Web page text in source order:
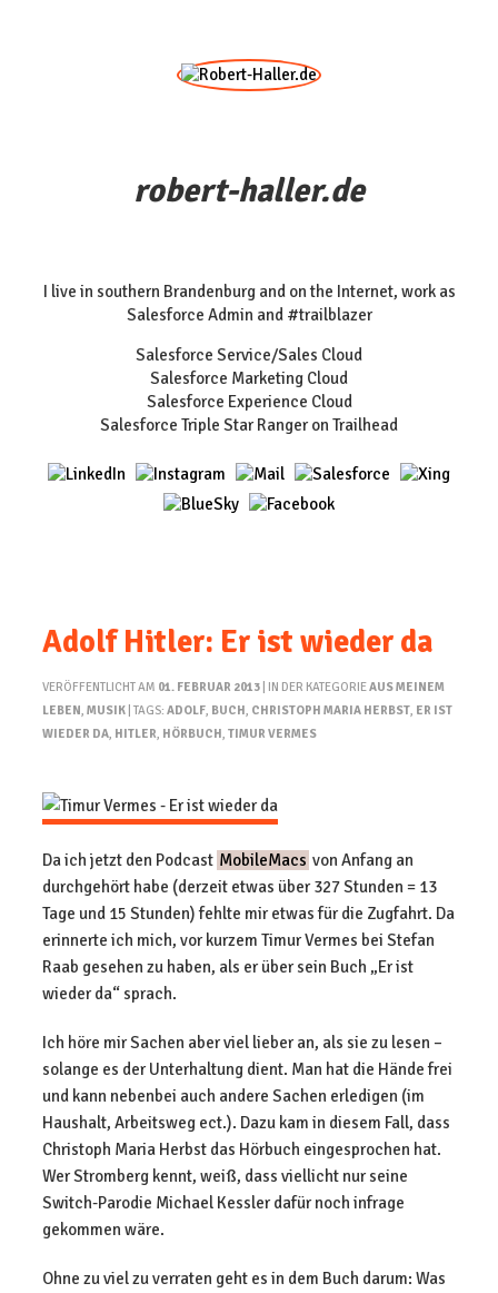
robert-haller.de
I live in southern Brandenburg and on the Internet, work as
Salesforce Admin and #trailblazer
Salesforce Service/Sales Cloud
Salesforce Marketing Cloud
Salesforce Experience Cloud
Salesforce Triple Star Ranger on Trailhead
Adolf Hitler: Er ist wieder da
VERÖFFENTLICHT AM 01. FEBRUAR 2013 | IN DER KATEGORIEAUS MEINEM
LEBEN, MUSIK | TAGS: ADOLF, BUCH, CHRISTOPH MARIA HERBST, ER IST
WIEDER DA, HITLER, HÖRBUCH, TIMUR VERMES
Da ich jetzt den Podcast MobileMacs von Anfang an
durchgehört habe (derzeit etwas über 327 Stunden = 13
Tage und 15 Stunden) fehlte mir etwas für die Zugfahrt. Da
erinnerte ich mich, vor kurzem Timur Vermes bei Stefan
Raab gesehen zu haben, als er über sein Buch „Er ist
wieder da“ sprach.
Ich höre mir Sachen aber viel lieber an, als sie zu lesen –
solange es der Unterhaltung dient. Man hat die Hände frei
und kann nebenbei auch andere Sachen erledigen (im
Haushalt, Arbeitsweg ect.). Dazu kam in diesem Fall, dass
Christoph Maria Herbst das Hörbuch eingesprochen hat.
Wer Stromberg kennt, weiß, dass viellicht nur seine
Switch-Parodie Michael Kessler dafür noch infrage
gekommen wäre.
Ohne zu viel zu verraten geht es in dem Buch darum: Was